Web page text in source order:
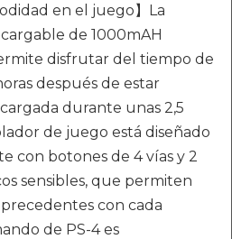
en el juego】La
de 1000mAH
disfrutar del tiempo de
después de estar
durante unas 2,5
de juego está diseñado
con botones de 4 vías y 2
sensibles, que permiten
con cada
de PS-4 es